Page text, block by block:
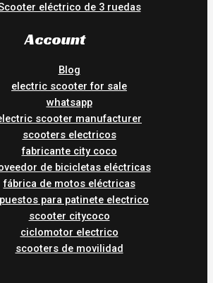
eléctrico de 3 ruedas
Account
Blog
electric scooter for sale
whatsapp
scooter manufacturer
scooters electricos
fabricante city coco
de bicicletas eléctricas
fábrica de motos eléctricas
para patinete electrico
scooter citycoco
ciclomotor electrico
scooters de movilidad